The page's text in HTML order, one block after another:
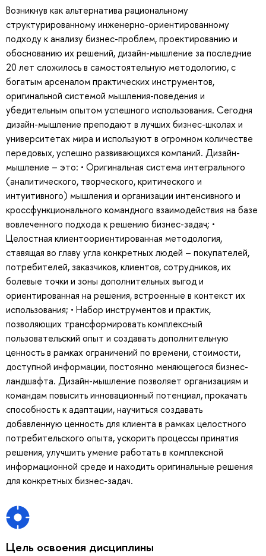
Возникнув как альтернатива рациональному
структурированному инженерно-ориентированному
подходу к анализу бизнес-проблем, проектированию и
обоснованию их решений, дизайн-мышление за последние
20 лет сложилось в самостоятельную методологию, с
богатым арсеналом практических инструментов,
оригинальной системой мышления-поведения и
убедительным опытом успешного использования. Сегодня
дизайн-мышление преподают в лучших бизнес-школах и
университетах мира и используют в огромном количестве
передовых, успешно развивающихся компаний. Дизайн-
мышление – это: • Оригинальная система интегрального
(аналитического, творческого, критического и
интуитивного) мышления и организации интенсивного и
кроссфункционального командного взаимодействия на базе
вовлеченного подхода к решению бизнес-задач; •
Целостная клиентоориентированная методология,
ставящая во главу угла конкретных людей – покупателей,
потребителей, заказчиков, клиентов, сотрудников, их
болевые точки и зоны дополнительных выгод и
ориентированная на решения, встроенные в контекст их
использования; • Набор инструментов и практик,
позволяющих трансформировать комплексный
пользовательский опыт и создавать дополнительную
ценность в рамках ограничений по времени, стоимости,
доступной информации, постоянно меняющегося бизнес-
ландшафта. Дизайн-мышление позволяет организациям и
командам повысить инновационный потенциал, прокачать
способность к адаптации, научиться создавать
добавленную ценность для клиента в рамках целостного
потребительского опыта, ускорить процессы принятия
решения, улучшить умение работать в комплексной
информационной среде и находить оригинальные решения
для конкретных бизнес-задач.
Цель освоения дисциплины